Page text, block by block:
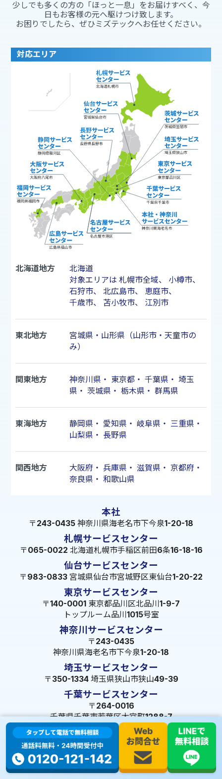
少しでも多くの方の「ほっと一息」をお届けすべく、今
日もお客様の元へ駆けつけ致します。
お困りでしたら、ぜひミズテックへお任せください。
対応エリア
北海道地方
北海道
対象エリアは 札幌市全域、 小樽市、
石狩市、 北広島市、 恵庭市、
千歳市、 苫小牧市、 江別市
東北地方
宮城県・山形県（山形市・天童市の
み）
関東地方 神奈川県 ・ 東京都・ 千葉県 ・ 埼玉
県 ・ 茨城県 ・ 栃木県 ・ 群馬県
東海地方 静岡県 ・ 愛知県 ・ 岐阜県 ・ 三重県 ・
山梨県 ・ 長野県
関西地方 大阪府 ・ 兵庫県 ・ 滋賀県 ・ 京都府 ・
奈良県 ・ 和歌山県
本社
〒243-0435 神奈川県海老名市下今泉1-20-18
札幌サービスセンター
〒065-0022 北海道札幌市手稲区前田6条16-18-16
仙台サービスセンター
〒983-0833 宮城県仙台市宮城野区東仙台1-20-22
東京サービスセンター
〒140-0001 東京都品川区北品川1-9-7
トップルーム品川1015号室
神奈川サービスセンター
〒243-0435
神奈川県海老名市下今泉1-20-18
埼玉サービスセンター
〒350-1334 埼玉県狭山市狭山49-39
千葉サービスセンター
〒264-0016
千葉県千葉市若葉区大宮町1288-7
茨城サービスセンター
〒309-1717 茨城県笠間市旭町322-2 102号
長野サービスセンター
〒380-0921 長野県長野市大字栗田653-141 皐月ビル